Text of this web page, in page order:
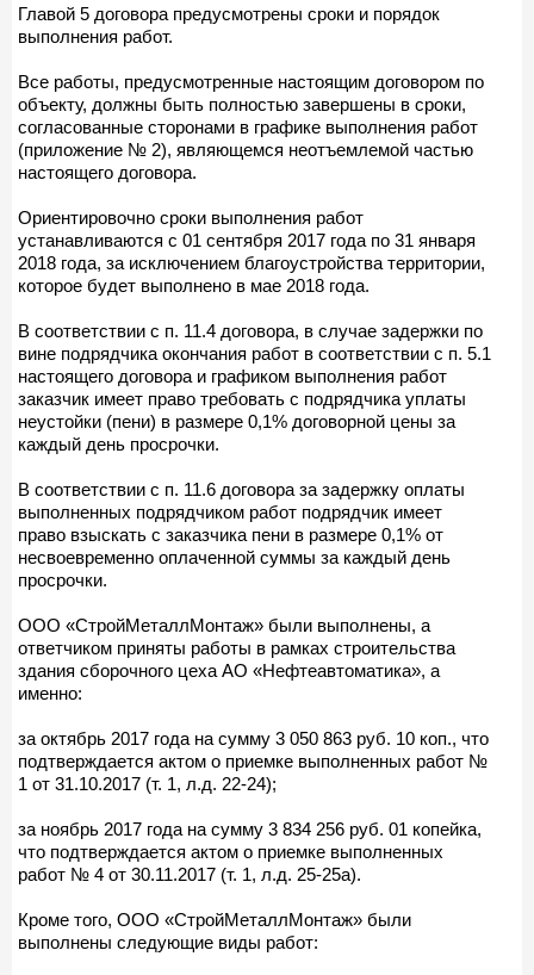
Главой 5 договора предусмотрены сроки и порядок
выполнения работ.
Все работы, предусмотренные настоящим договором по
объекту, должны быть полностью завершены в сроки,
согласованные сторонами в графике выполнения работ
(приложение № 2), являющемся неотъемлемой частью
настоящего договора.
Ориентировочно сроки выполнения работ
устанавливаются с 01 сентября 2017 года по 31 января
2018 года, за исключением благоустройства территории,
которое будет выполнено в мае 2018 года.
В соответствии с п. 11.4 договора, в случае задержки по
вине подрядчика окончания работ в соответствии с п. 5.1
настоящего договора и графиком выполнения работ
заказчик имеет право требовать с подрядчика уплаты
неустойки (пени) в размере 0,1% договорной цены за
каждый день просрочки.
В соответствии с п. 11.6 договора за задержку оплаты
выполненных подрядчиком работ подрядчик имеет
право взыскать с заказчика пени в размере 0,1% от
несвоевременно оплаченной суммы за каждый день
просрочки.
ООО «СтройМеталлМонтаж» были выполнены, а
ответчиком приняты работы в рамках строительства
здания сборочного цеха АО «Нефтеавтоматика», а
именно:
за октябрь 2017 года на сумму 3 050 863 руб. 10 коп., что
подтверждается актом о приемке выполненных работ №
1 от 31.10.2017 (т. 1, л.д. 22-24);
за ноябрь 2017 года на сумму 3 834 256 руб. 01 копейка,
что подтверждается актом о приемке выполненных
работ № 4 от 30.11.2017 (т. 1, л.д. 25-25а).
Кроме того, ООО «СтройМеталлМонтаж» были
выполнены следующие виды работ: